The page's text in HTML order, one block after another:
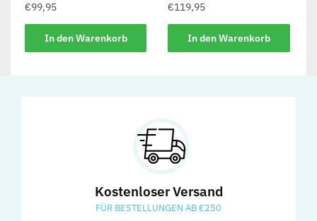
€99,95
In den Warenkorb
€119,95
In den Warenkorb
Kostenloser Versand
FÜR BESTELLUNGEN AB €250